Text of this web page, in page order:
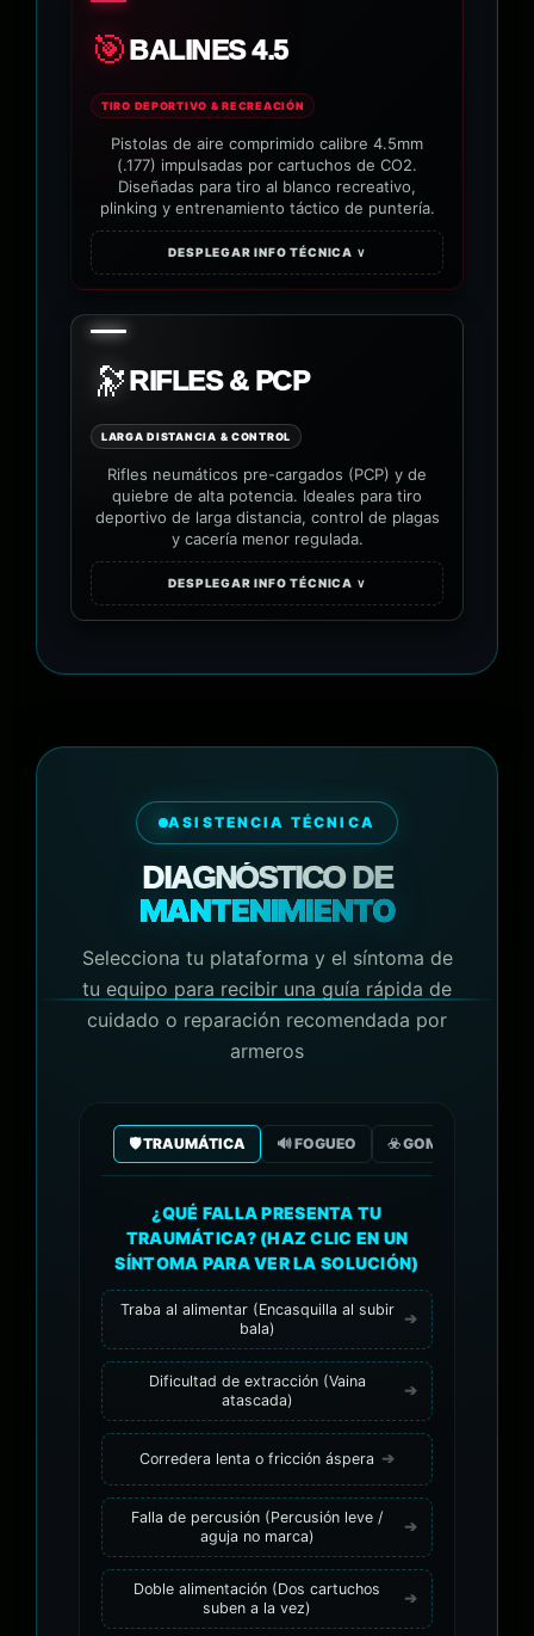
🎯BALINES 4.5
TIRO DEPORTIVO & RECREACIÓN
Pistolas de aire comprimido calibre 4.5mm
(.177) impulsadas por cartuchos de CO2.
Diseñadas para tiro al blanco recreativo,
plinking y entrenamiento táctico de puntería.
DESPLEGAR INFO TÉCNICA ∨
🔭RIFLES & PCP
LARGA DISTANCIA & CONTROL
Rifles neumáticos pre-cargados (PCP) y de
quiebre de alta potencia. Ideales para tiro
deportivo de larga distancia, control de plagas
y cacería menor regulada.
DESPLEGAR INFO TÉCNICA ∨
ASISTENCIA TÉCNICA
DIAGNÓSTICO DE
MANTENIMIENTO
Selecciona tu plataforma y el síntoma de
tu equipo para recibir una guía rápida de
cuidado o reparación recomendada por
armeros
🛡️ TRAUMÁTICA 🔊 FOGUEO ☣️ GOMA/GAS CO2
¿QUÉ FALLA PRESENTA TU
TRAUMÁTICA? (HAZ CLIC EN UN
SÍNTOMA PARA VER LA SOLUCIÓN)
Traba al alimentar (Encasquilla al subir
bala)
Dificultad de extracción (Vaina
atascada)
Corredera lenta o fricción áspera
Falla de percusión (Percusión leve /
aguja no marca)
Doble alimentación (Dos cartuchos
suben a la vez)